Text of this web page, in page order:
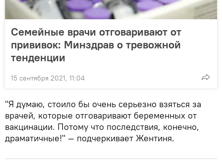
Семейные врачи отговаривают от
прививок: Минздрав о тревожной
тенденции
15 сентября 2021, 11:04
"Я думаю, стоило бы очень серьезно взяться за
врачей, которые отговаривают беременных от
вакцинации. Потому что последствия, конечно,
драматичные!" — подчеркивает Жентиня.